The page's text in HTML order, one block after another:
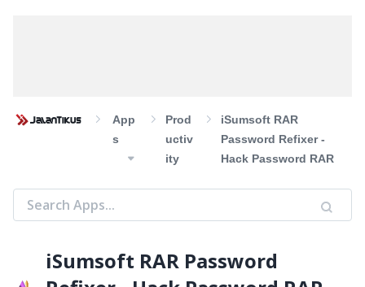
App
S
Prod
Uctiv
Ity
iSumsoft RAR
Password Refixer -
Hack Password RAR
iSumsoft RAR Password